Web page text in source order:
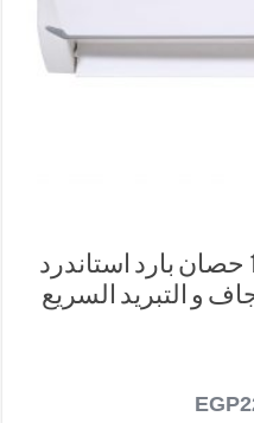
تكييف تورنيدو اسبليت 1.5 حصان بارد استاندرد
و التبريد السريع
EGP